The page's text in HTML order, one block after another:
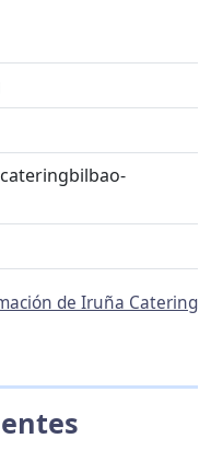
de Iruña Catering